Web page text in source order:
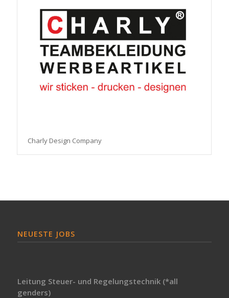
Charly Design Company
NEUESTE JOBS
Leitung Steuer- und Regelungstechnik (*all
genders)